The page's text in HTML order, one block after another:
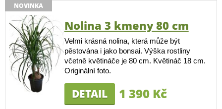
NOVINKA
Nolina 3 kmeny 80 cm
Velmi krásná nolina, která může být
pěstována i jako bonsai. Výška rostliny
včetně květináče je 80 cm. Květináč 18 cm.
Originální foto.
DETAIL 1 390 Kč